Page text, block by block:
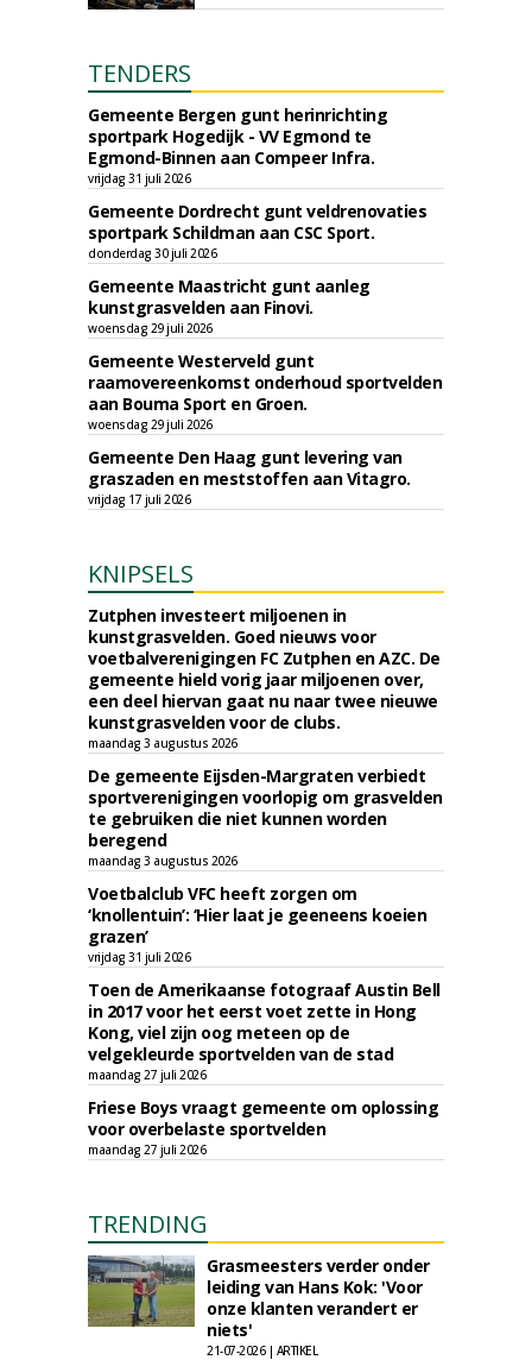
TENDERS
Gemeente Bergen gunt herinrichting
sportpark Hogedijk - VV Egmond te
Egmond-Binnen aan Compeer Infra.
vrijdag 31 juli 2026
Gemeente Dordrecht gunt veldrenovaties
sportpark Schildman aan CSC Sport.
donderdag 30 juli 2026
Gemeente Maastricht gunt aanleg
kunstgrasvelden aan Finovi.
woensdag 29 juli 2026
Gemeente Westerveld gunt
raamovereenkomst onderhoud sportvelden
aan Bouma Sport en Groen.
woensdag 29 juli 2026
Gemeente Den Haag gunt levering van
graszaden en meststoffen aan Vitagro.
vrijdag 17 juli 2026
KNIPSELS
Zutphen investeert miljoenen in
kunstgrasvelden. Goed nieuws voor
voetbalverenigingen FC Zutphen en AZC. De
gemeente hield vorig jaar miljoenen over,
een deel hiervan gaat nu naar twee nieuwe
kunstgrasvelden voor de clubs.
maandag 3 augustus 2026
De gemeente Eijsden-Margraten verbiedt
sportverenigingen voorlopig om grasvelden
te gebruiken die niet kunnen worden
beregend
maandag 3 augustus 2026
Voetbalclub VFC heeft zorgen om
‘knollentuin’: ‘Hier laat je geeneens koeien
grazen’
vrijdag 31 juli 2026
Toen de Amerikaanse fotograaf Austin Bell
in 2017 voor het eerst voet zette in Hong
Kong, viel zijn oog meteen op de
velgekleurde sportvelden van de stad
maandag 27 juli 2026
Friese Boys vraagt gemeente om oplossing
voor overbelaste sportvelden
maandag 27 juli 2026
TRENDING
Grasmeesters verder onder
leiding van Hans Kok: 'Voor
onze klanten verandert er
niets'
21-07-2026 | ARTIKEL